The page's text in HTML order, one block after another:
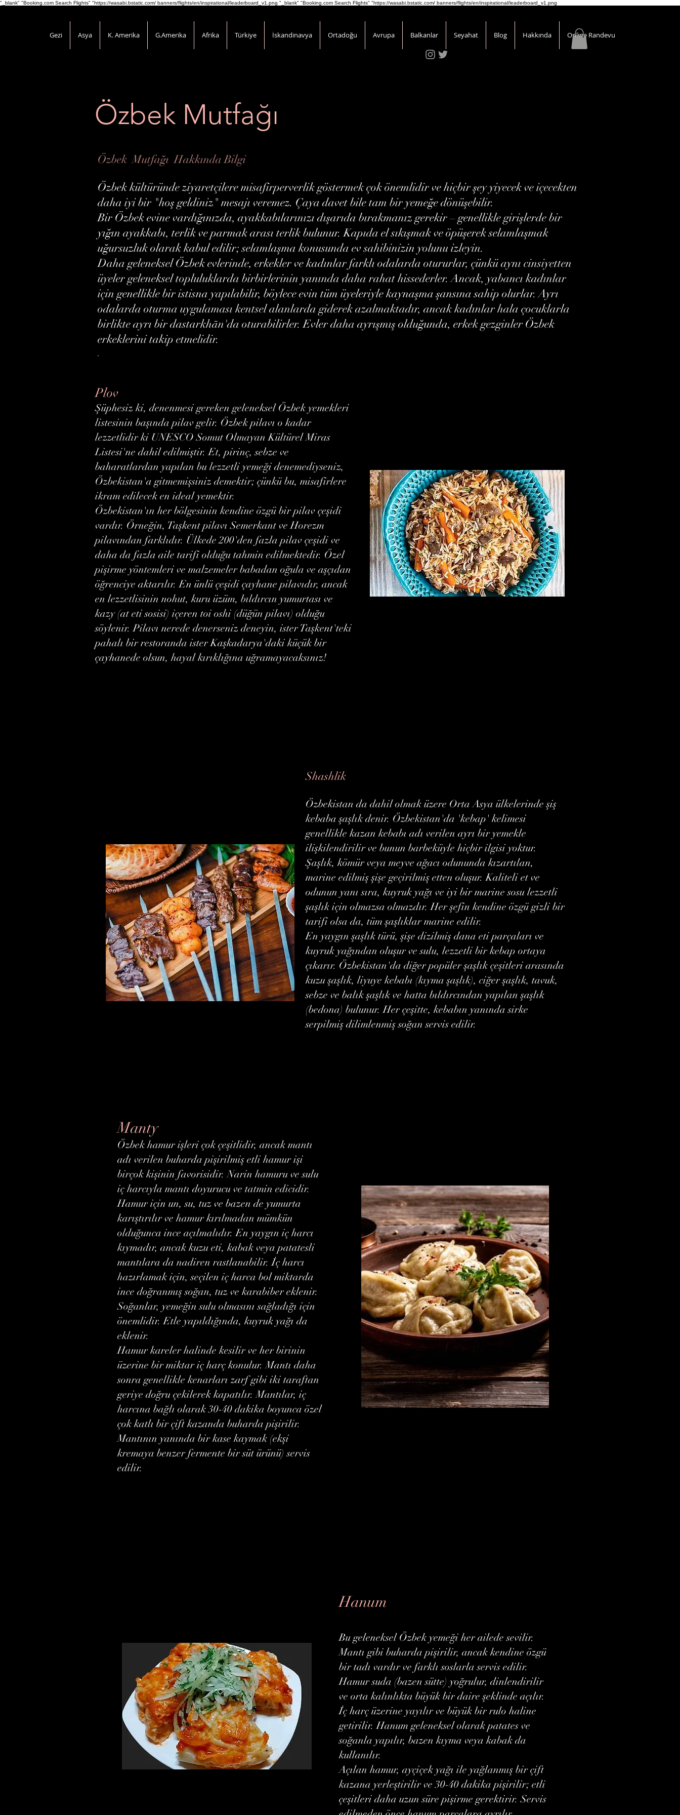
"_blank" "Booking.com Search Flights" "https://wasabi.bstatic.com/ banners/flights/en/inspirational/leaderboard_v1.png "_blank" "Booking.com Search Flights" "https://wasabi.bstatic.com/ banners/flights/en/inspirational/leaderboard_v1.png
Gezi Asya K. Amerika G.Amerika Afrika Türkiye İskandinavya Ortadoğu Avrupa Balkanlar Seyahat Blog Hakkında Online Randevu
Özbek Mutfağı
Özbek Mutfağı Hakkında Bilgi
Özbek kültüründe ziyaretçilere misafirperverlik göstermek çok önemlidir ve hiçbir şey yiyecek ve içecekten
daha iyi bir "hoş geldiniz" mesajı veremez. Çaya davet bile tam bir yemeğe dönüşebilir.
Bir Özbek evine vardığınızda, ayakkabılarınızı dışarıda bırakmanız gerekir – genellikle girişlerde bir
yığın ayakkabı, terlik ve parmak arası terlik bulunur. Kapıda el sıkışmak ve öpüşerek selamlaşmak
uğursuzluk olarak kabul edilir; selamlaşma konusunda ev sahibinizin yolunu izleyin.
Daha geleneksel Özbek evlerinde, erkekler ve kadınlar farklı odalarda otururlar, çünkü aynı cinsiyetten
üyeler geleneksel topluluklarda birbirlerinin yanında daha rahat hissederler. Ancak, yabancı kadınlar
için genellikle bir istisna yapılabilir, böylece evin tüm üyeleriyle kaynaşma şansına sahip olurlar. Ayrı
odalarda oturma uygulaması kentsel alanlarda giderek azalmaktadır, ancak kadınlar hala çocuklarla
birlikte ayrı bir dastarkhān'da oturabilirler. Evler daha ayrışmış olduğunda, erkek gezginler Özbek
erkeklerini takip etmelidir.
.
Plov
Şüphesiz ki, denenmesi gereken geleneksel Özbek yemekleri
listesinin başında pilav gelir. Özbek pilavı o kadar
lezzetlidir ki UNESCO Somut Olmayan Kültürel Miras
Listesi'ne dahil edilmiştir. Et, pirinç, sebze ve
baharatlardan yapılan bu lezzetli yemeği denemediyseniz,
Özbekistan'a gitmemişsiniz demektir; çünkü bu, misafirlere
ikram edilecek en ideal yemektir.
Özbekistan'ın her bölgesinin kendine özgü bir pilav çeşidi
vardır. Örneğin, Taşkent pilavı Semerkant ve Horezm
pilavından farklıdır. Ülkede 200'den fazla pilav çeşidi ve
daha da fazla aile tarifi olduğu tahmin edilmektedir. Özel
pişirme yöntemleri ve malzemeler babadan oğula ve aşçıdan
öğrenciye aktarılır. En ünlü çeşidi çayhane pilavıdır, ancak
en lezzetlisinin nohut, kuru üzüm, bıldırcın yumurtası ve
kazy (at eti sosisi) içeren toi oshi (düğün pilavı) olduğu
söylenir. Pilavı nerede denerseniz deneyin, ister Taşkent'teki
pahalı bir restoranda ister Kaşkadarya'daki küçük bir
çayhanede olsun, hayal kırıklığına uğramayacaksınız!
Shashlik
Özbekistan da dahil olmak üzere Orta Asya ülkelerinde şiş
kebaba şaşlık denir. Özbekistan'da 'kebap' kelimesi
genellikle kazan kebabı adı verilen ayrı bir yemekle
ilişkilendirilir ve bunun barbeküyle hiçbir ilgisi yoktur.
Şaşlık, kömür veya meyve ağacı odununda kızartılan,
marine edilmiş şişe geçirilmiş etten oluşur. Kaliteli et ve
odunun yanı sıra, kuyruk yağı ve iyi bir marine sosu lezzetli
şaşlık için olmazsa olmazdır. Her şefin kendine özgü gizli bir
tarifi olsa da, tüm şaşlıklar marine edilir.
En yaygın şaşlık türü, şişe dizilmiş dana eti parçaları ve
kuyruk yağından oluşur ve sulu, lezzetli bir kebap ortaya
çıkarır. Özbekistan'da diğer popüler şaşlık çeşitleri arasında
kuzu şaşlık, liyuye kebabı (kıyma şaşlık), ciğer şaşlık, tavuk,
sebze ve balık şaşlık ve hatta bıldırcından yapılan şaşlık
(bedona) bulunur. Her çeşitte, kebabın yanında sirke
serpilmiş dilimlenmiş soğan servis edilir.
Manty
Özbek hamur işleri çok çeşitlidir, ancak mantı
adı verilen buharda pişirilmiş etli hamur işi
birçok kişinin favorisidir. Narin hamuru ve sulu
iç harcıyla mantı doyurucu ve tatmin edicidir.
Hamur için un, su, tuz ve bazen de yumurta
karıştırılır ve hamur kırılmadan mümkün
olduğunca ince açılmalıdır. En yaygın iç harcı
kıymadır, ancak kuzu eti, kabak veya patatesli
mantılara da nadiren rastlanabilir. İç harcı
hazırlamak için, seçilen iç harca bol miktarda
ince doğranmış soğan, tuz ve karabiber eklenir.
Soğanlar, yemeğin sulu olmasını sağladığı için
önemlidir. Etle yapıldığında, kuyruk yağı da
eklenir.
Hamur kareler halinde kesilir ve her birinin
üzerine bir miktar iç harç konulur. Mantı daha
sonra genellikle kenarları zarf gibi iki taraftan
geriye doğru çekilerek kapatılır. Mantılar, iç
harcına bağlı olarak 30-40 dakika boyunca özel
çok katlı bir çift kazanda buharda pişirilir.
Mantının yanında bir kase kaymak (ekşi
kremaya benzer fermente bir süt ürünü) servis
edilir.
Hanum
Bu geleneksel Özbek yemeği her ailede sevilir.
Mantı gibi buharda pişirilir, ancak kendine özgü
bir tadı vardır ve farklı soslarla servis edilir.
Hamur suda (bazen sütte) yoğrulur, dinlendirilir
ve orta kalınlıkta büyük bir daire şeklinde açılır.
İç harç üzerine yayılır ve büyük bir rulo haline
getirilir. Hanum geleneksel olarak patates ve
soğanla yapılır, bazen kıyma veya kabak da
kullanılır.
Açılan hamur, ayçiçek yağı ile yağlanmış bir çift
kazana yerleştirilir ve 30-40 dakika pişirilir; etli
çeşitleri daha uzun süre pişirme gerektirir. Servis